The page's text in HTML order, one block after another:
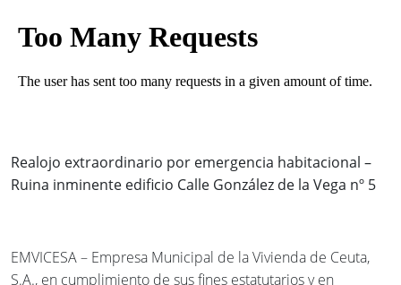
Realojo extraordinario por emergencia habitacional –
Ruina inminente edificio Calle González de la Vega nº 5
EMVICESA – Empresa Municipal de la Vivienda de Ceuta,
S.A., en cumplimiento de sus fines estatutarios y en